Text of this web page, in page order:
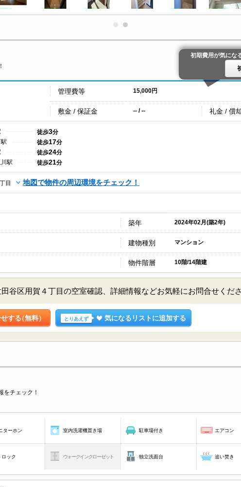
初期費用が気にな
管理費等 15,000円
敷金 / 保証金 -- / -- 礼金 / 償
徒歩3分
徒歩17分
徒歩24分
駅
徒歩21分
目 地図で物件の周辺環境をチェック！
築年 2024年02月(築2年)
建物種別 マンション
物件階層 10階/14階建
谷区用賀４丁目の空室確認、詳細情報などお気軽にお問合せくださ
する（無料） とりあえず 気になるリストに追加する
をチェック！
ターホン 室内洗濯機置き場 駐車場付き エアコン
ロック ウォークインクローゼット 独立洗面台 追い焚き